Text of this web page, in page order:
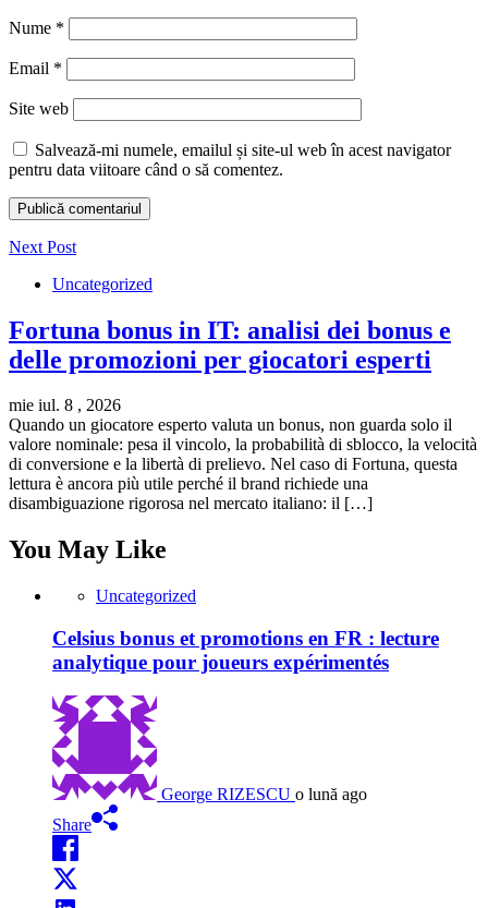
Nume *
Email *
Site web
Salvează-mi numele, emailul și site-ul web în acest navigator
pentru data viitoare când o să comentez.
Next Post
Uncategorized
Fortuna bonus in IT: analisi dei bonus e
delle promozioni per giocatori esperti
mie iul. 8 , 2026
Quando un giocatore esperto valuta un bonus, non guarda solo il
valore nominale: pesa il vincolo, la probabilità di sblocco, la velocità
di conversione e la libertà di prelievo. Nel caso di Fortuna, questa
lettura è ancora più utile perché il brand richiede una
disambiguazione rigorosa nel mercato italiano: il […]
You May Like
Uncategorized
Celsius bonus et promotions en FR : lecture
analytique pour joueurs expérimentés
George RIZESCU o lună ago
Share